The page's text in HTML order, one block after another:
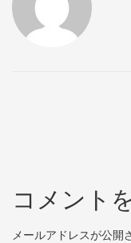
コメント
メールアドレスが公開